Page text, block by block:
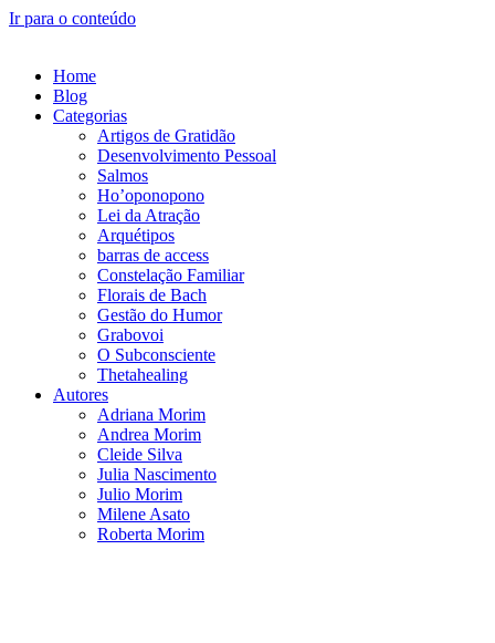
Ir para o conteúdo
Home
Blog
Categorias
Artigos de Gratidão
Desenvolvimento Pessoal
Salmos
Ho’oponopono
Lei da Atração
Arquétipos
barras de access
Constelação Familiar
Florais de Bach
Gestão do Humor
Grabovoi
O Subconsciente
Thetahealing
Autores
Adriana Morim
Andrea Morim
Cleide Silva
Julia Nascimento
Julio Morim
Milene Asato
Roberta Morim